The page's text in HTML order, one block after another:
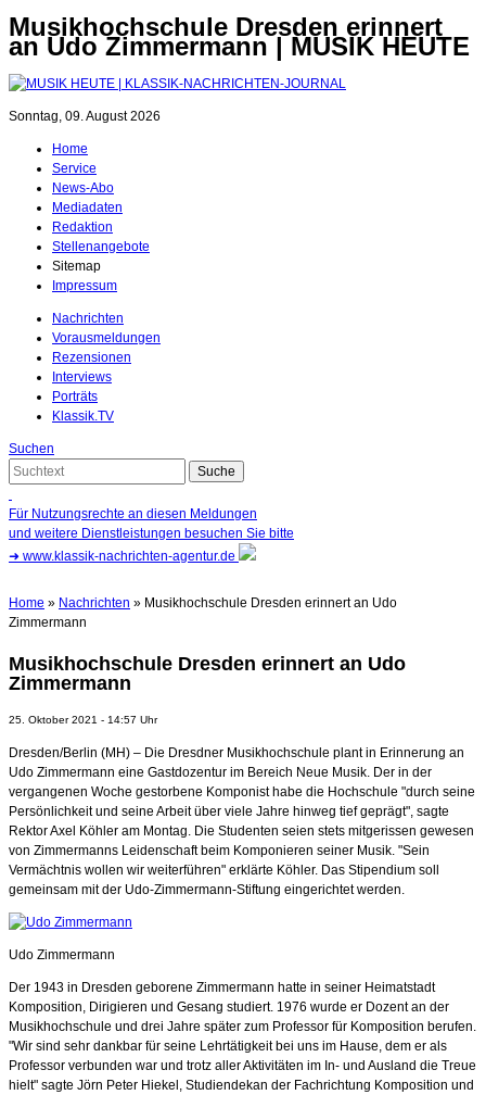
Musikhochschule Dresden erinnert
an Udo Zimmermann | MUSIK HEUTE
Sonntag, 09. August 2026
Home
Service
News-Abo
Mediadaten
Redaktion
Stellenangebote
Sitemap
Impressum
Nachrichten
Vorausmeldungen
Rezensionen
Interviews
Porträts
Klassik.TV
Suchen
Für Nutzungsrechte an diesen Meldungen
und weitere Dienstleistungen besuchen Sie bitte
➜ www.klassik-nachrichten-agentur.de
Home » Nachrichten » Musikhochschule Dresden erinnert an Udo
Zimmermann
Musikhochschule Dresden erinnert an Udo
Zimmermann
25. Oktober 2021 - 14:57 Uhr
Dresden/Berlin (MH) – Die Dresdner Musikhochschule plant in Erinnerung an
Udo Zimmermann eine Gastdozentur im Bereich Neue Musik. Der in der
vergangenen Woche gestorbene Komponist habe die Hochschule "durch seine
Persönlichkeit und seine Arbeit über viele Jahre hinweg tief geprägt", sagte
Rektor Axel Köhler am Montag. Die Studenten seien stets mitgerissen gewesen
von Zimmermanns Leidenschaft beim Komponieren seiner Musik. "Sein
Vermächtnis wollen wir weiterführen" erklärte Köhler. Das Stipendium soll
gemeinsam mit der Udo-Zimmermann-Stiftung eingerichtet werden.
Udo Zimmermann
Der 1943 in Dresden geborene Zimmermann hatte in seiner Heimatstadt
Komposition, Dirigieren und Gesang studiert. 1976 wurde er Dozent an der
Musikhochschule und drei Jahre später zum Professor für Komposition berufen.
"Wir sind sehr dankbar für seine Lehrtätigkeit bei uns im Hause, dem er als
Professor verbunden war und trotz aller Aktivitäten im In- und Ausland die Treue
hielt" sagte Jörn Peter Hiekel, Studiendekan der Fachrichtung Komposition und